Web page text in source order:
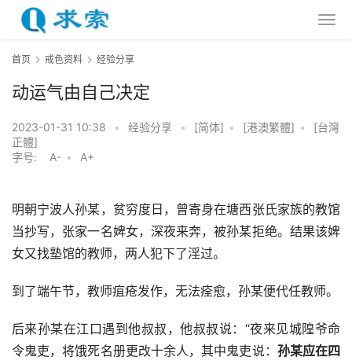
首页 戒色资料 经验分享
动运气由自己决定
2023-01-31 10:38 • 经验分享 • [简体] • [港澳繁體] •
[台灣
正體]
字号:
A- • A+
明朝宁波人孙某，贫穷度日，曾寄身在塘西张氏家族的教馆
当抄写，张家一名婢女，深夜来奔，被孙某拒绝。结果该婢
女又找塾馆的教师，两人犯下了淫过。
到了端午节，教师疽疮发作，无法痊愈，孙某便代任教师。
后来孙某在江口遇到他叔叔，他叔叔说：“夜来见城隍爷命
令鬼吏，将饿死名册更改十余人，其中鬼吏说： 孙某应在四